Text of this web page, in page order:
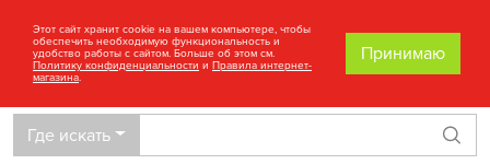
Где искать
Этот сайт хранит cookie на вашем компьютере, чтобы
обеспечить необходимую функциональность и
удобство работы с сайтом. Больше об этом см.
Политику конфиденциальности и Правила интернет-
магазина.
Принимаю